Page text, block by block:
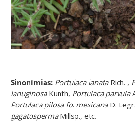
Sinonímias: Portulaca lanataRich. ,
lanuginosaKunth, Portulaca parvula
Portulaca pilosa fo. mexicanaD.
gagatospermaMillsp., etc.